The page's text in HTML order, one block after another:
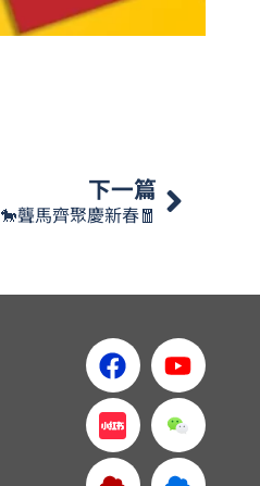
下一篇
🐎聾馬齊聚慶新春🧧